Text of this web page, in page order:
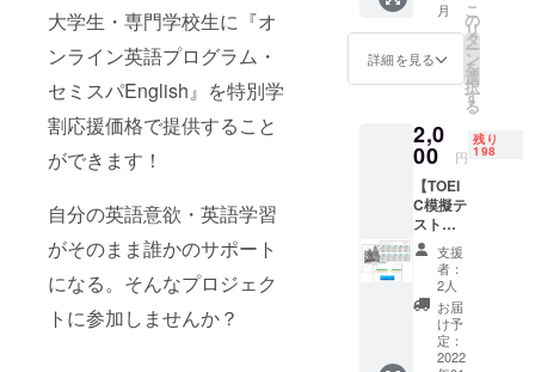
大学生・専門学校生に『オ
ンライン英語プログラム・
セミスパEnglish』を特別学
割応援価格で提供すること
ができます！
自分の英語意欲・英語学習
がそのまま誰かのサポート
になる。そんなプロジェク
トに参加しませんか？
全国の100校
以上の大学
から受講生
（社会人版
のセミスパ
English
PRO）も近
くリリース
予定。
・国際企業
へ就活を狙
う学生への
は口数に関係な
１通です。）
しくは
40分の
英会話
のお試
しレッ
（マン
ツーマ
ン）に
ご参加
いただ
けま
す。英
会話が
初めて
の方に
は簡単
なひと
ことフ
月
詳細を見る
こ
の
リ
タ
ー
ン
を
選
択
す
る
2,0
00 円
残り
198
【TOEI
C模擬テ
スト１
回】
（在宅
パソコ
ン受
験） ◆
英語初
級者か
支援
者：
2人
お届
け予
定：
2022